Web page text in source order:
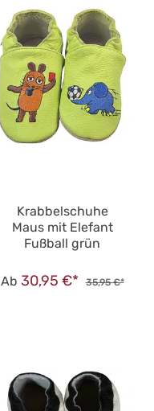
Krabbelschuhe
Maus mit Elefant
Fußball grün
Ab 30,95 €* 35,95 €*